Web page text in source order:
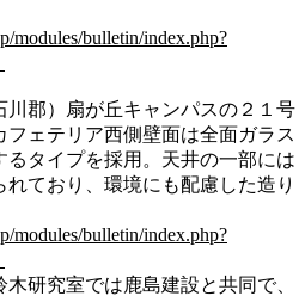
modules/bulletin/index.php?
川郡）扇が丘キャンパスの２１号
ェテリア西側壁面は全面ガラス
タイプを採用。天井の一部には
ており、環境にも配慮した造り
modules/bulletin/index.php?
研究室では鹿島建設と共同で、